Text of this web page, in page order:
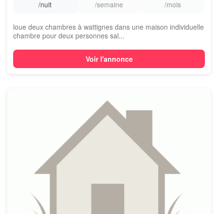
/nuit /semaine /mois
loue deux chambres à wattignes dans une maison individuelle
chambre pour deux personnes sal...
Voir l'annonce